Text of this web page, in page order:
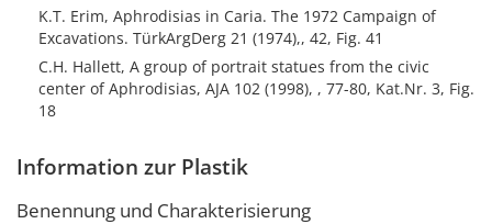
K.T. Erim, Aphrodisias in Caria. The 1972 Campaign of
Excavations. TürkArgDerg 21 (1974),, 42, Fig. 41
C.H. Hallett, A group of portrait statues from the civic
center of Aphrodisias, AJA 102 (1998), , 77-80, Kat.Nr. 3, Fig.
18
Information zur Plastik
Benennung und Charakterisierung